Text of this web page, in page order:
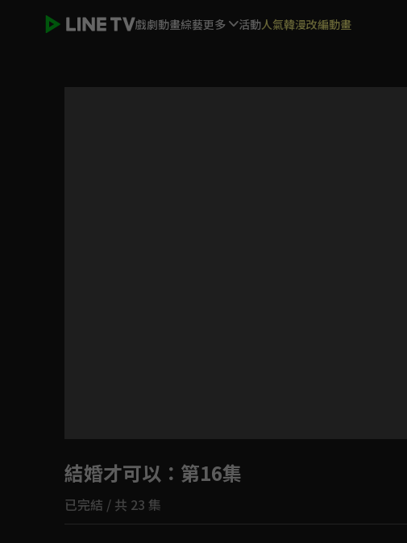
戲劇動畫綜藝更多 活動人氣韓漫改編動畫
如有不便請見諒
結婚才可以 ：第16集
已完結 / 共 23 集